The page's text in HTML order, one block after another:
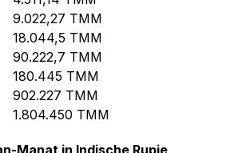
9.022,27 TMM
18.044,5 TMM
90.222,7 TMM
180.445 TMM
902.227 TMM
1.804.450 TMM